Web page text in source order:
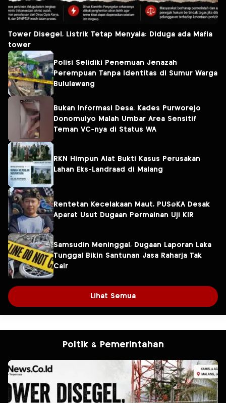
Tower Disegel, Listrik Tetap Menyala: Diduga ada Mafia
tower
Polisi Selidiki Penemuan Jenazah
Perempuan Tanpa Identitas di Sumur Warga
Bululawang
Bukan Informasi Desa, Kades Purworejo
Donomulyo Malah Umbar Area Sensitif
Teman VC-nya di Status WA
RKN Himpun Alat Bukti Kasus Perusakan
Lahan Eks-Landraad di Malang
Rentetan Kecelakaan Maut, PUS@KA Desak
Aparat Usut Dugaan Permainan Uji KIR
Samsudin Meninggal, Dugaan Laporan Laka
Tunggal Bikin Santunan Jasa Raharja Tak
Cair
Lihat Semua
Poltik & Pemerintahan